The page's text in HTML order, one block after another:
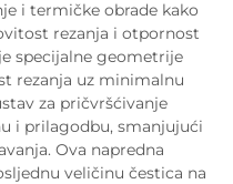
i termičke obrade kako
rezanja i otpornost
specijalne geometrije
rezanja uz minimalnu
za pričvršćivanje
i prilagodbu, smanjujući
Ova napredna
veličinu čestica na